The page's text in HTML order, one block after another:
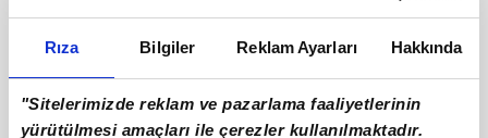
Rıza Bilgiler Reklam Ayarları Hakkında
"Sitelerimizde reklam ve pazarlama faaliyetlerinin
yürütülmesi amaçları ile çerezler kullanılmaktadır.
devasa bir foruma dönüştürüldü.